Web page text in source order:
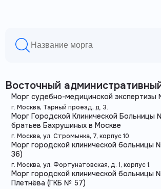
Восточный
Морг судебно-медицинской
г. Москва, Тарный проезд, д. 3.
Морг Городской Клинической Больницы
братьев Бахрушиных в Москве
г. Москва, ул. Стромынка, 7, корпус 10.
Морг городской клинической
36)
г. Москва, ул. Фортунатовская, д. 1, корпус 1.
Морг городской клинической больницы
Плетнёва (ГКБ № 57)